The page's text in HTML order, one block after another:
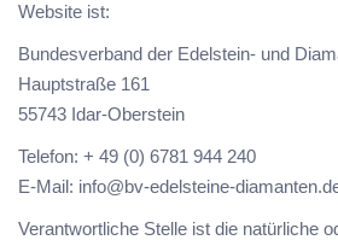
Website ist:
Bundesverband der Edelstein- und
Hauptstraße 161
55743 Idar-Oberstein
Telefon: + 49 (0) 6781 944 240
E-Mail: info@bv-edelsteine-
Verantwortliche Stelle ist die natürliche